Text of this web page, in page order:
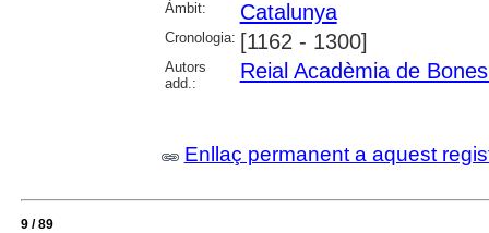
Àmbit: Catalunya
Cronologia: [1162 - 1300]
Autors
add.:
Reial Acadèmia de
Enllaç permanent a aquest
9 / 89